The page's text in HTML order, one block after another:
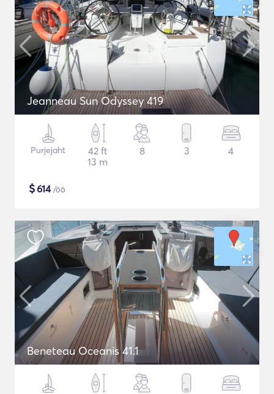
Jeanneau Sun Odyssey 419
Purjejaht
42 ft
13 m
8 3 4
$614/öö
Beneteau Oceanis 41.1